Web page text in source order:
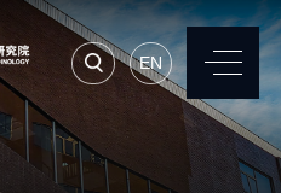
EN
联系我们